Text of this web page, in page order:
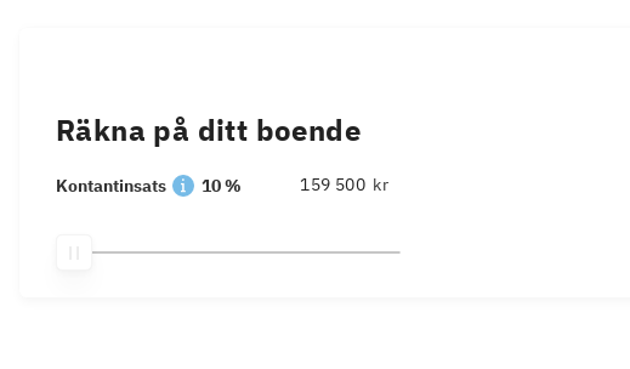
Räkna på ditt boende
Kontantinsats 10 % kr